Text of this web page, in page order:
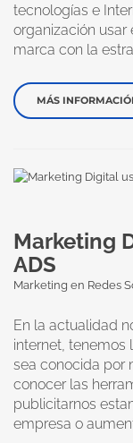
tecnologías e
organización
marca con la
MÁS
Marketing
ADS
Marketing en Redes
En la actualidad
internet, tenemos
sea conocida por
conocer las
publicitarnos
empresa o